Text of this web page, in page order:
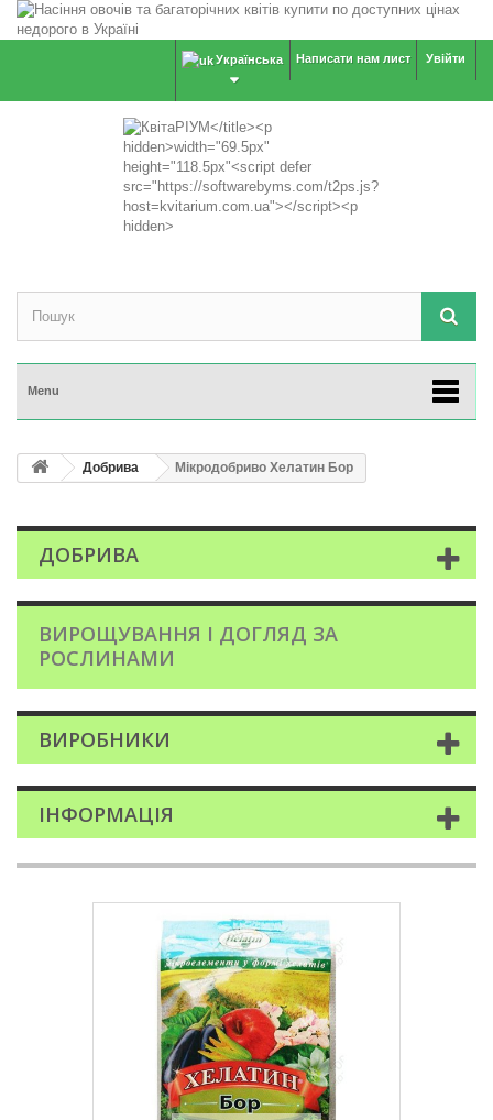
Увійти
Написати нам лист
Українська
Menu
Добрива Мікродобриво Хелатин Бор
ДОБРИВА
ВИРОЩУВАННЯ І ДОГЛЯД ЗА
РОСЛИНАМИ
ВИРОБНИКИ
ІНФОРМАЦІЯ